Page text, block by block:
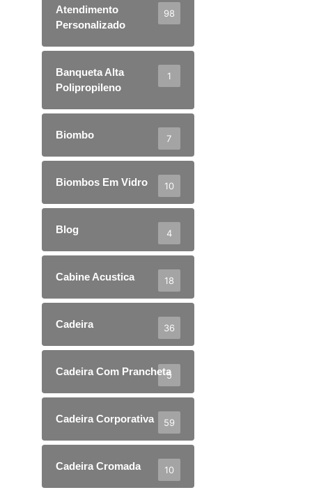
Atendimento
Personalizado
98
Banqueta Alta
Polipropileno
1
Biombo 7
Biombos Em Vidro 10
Blog 4
Cabine Acustica 18
Cadeira 36
Cadeira Com Prancheta
5
Cadeira Corporativa 59
Cadeira Cromada 10